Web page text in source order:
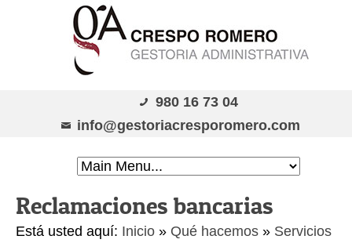
980 16 73 04
info@gestoriacresporomero.com
Reclamaciones bancarias
Está usted aquí: Inicio » Qué hacemos » Servicios